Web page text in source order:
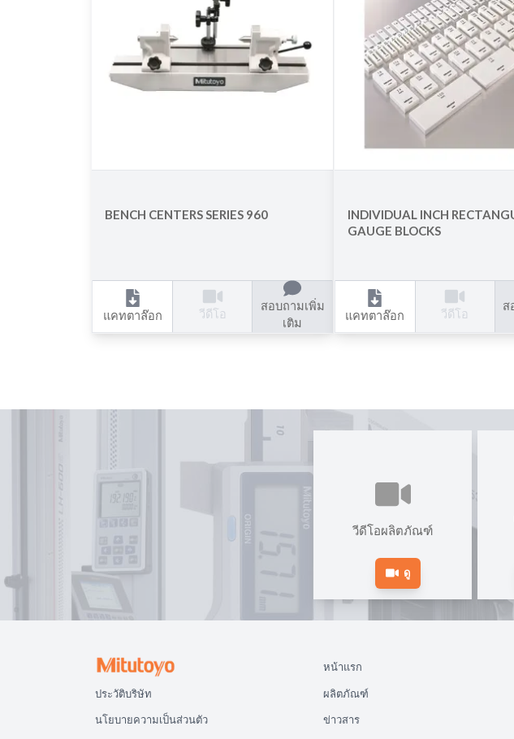
BENCH CENTERS SERIES 960
แคทตาล๊อก วีดีโอ
สอบถามเพิ่ม
เติม
INDIVIDUAL INCH
GAUGE BLOCKS
แคทตาล๊อก วีดีโอ
ส
วีดีโอผลิตภัณฑ์
ดู
ประวัติบริษัท
นโยบายความเป็นส่วนตัว
หน้าแรก
ผลิตภัณฑ์
ข่าวสาร